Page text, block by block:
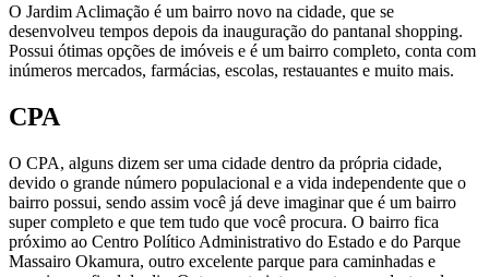
O Jardim Aclimação é um bairro novo na cidade, que se
desenvolveu tempos depois da inauguração do pantanal shopping.
Possui ótimas opções de imóveis e é um bairro completo, conta com
inúmeros mercados, farmácias, escolas, restauantes e muito mais.
CPA
O CPA, alguns dizem ser uma cidade dentro da própria cidade,
devido o grande número populacional e a vida independente que o
bairro possui, sendo assim você já deve imaginar que é um bairro
super completo e que tem tudo que você procura. O bairro fica
próximo ao Centro Político Administrativo do Estado e do Parque
Massairo Okamura, outro excelente parque para caminhadas e